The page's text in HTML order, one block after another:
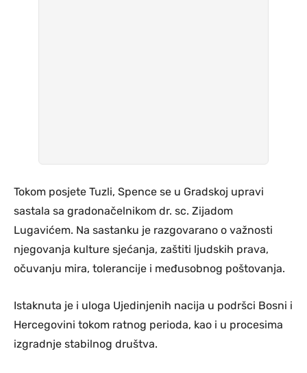
Tokom posjete Tuzli, Spence se u Gradskoj upravi
sastala sa gradonačelnikom dr. sc. Zijadom
Lugavićem. Na sastanku je razgovarano o važnosti
njegovanja kulture sjećanja, zaštiti ljudskih prava,
očuvanju mira, tolerancije i međusobnog poštovanja.
Istaknuta je i uloga Ujedinjenih nacija u podršci Bosni i
Hercegovini tokom ratnog perioda, kao i u procesima
izgradnje stabilnog društva.